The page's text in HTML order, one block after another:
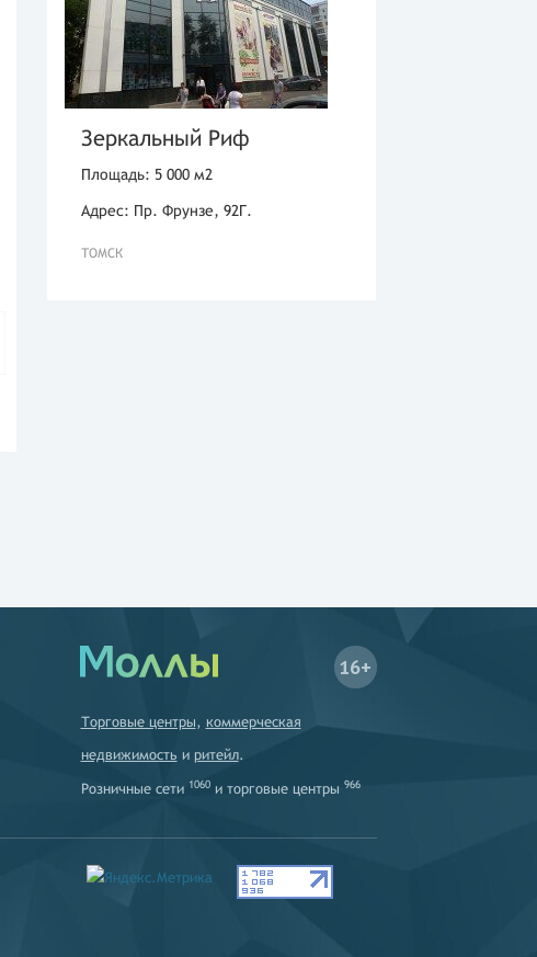
Зеркальный Риф
Площадь: 5 000 м2
Адрес: Пр. Фрунзе, 92Г.
ТОМСК
16+
Торговые центры, коммерческая
недвижимость и ритейл.
Розничные сети 1060и торговые центры 966